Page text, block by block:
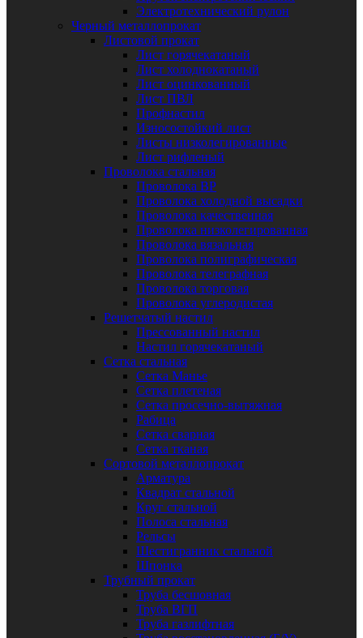
Электротехнический рулон
Черный металлопрокат
Листовой прокат
Лист горячекатаный
Лист холоднокатаный
Лист оцинкованный
Лист ПВЛ
Профнастил
Износостойкий лист
Листы низколегированные
Лист рифленый
Проволока стальная
Проволока ВР
Проволока холодной высадки
Проволока качественная
Проволока низколегированная
Проволока вязальная
Проволока полиграфическая
Проволока телеграфная
Проволока торговая
Проволока углеродистая
Решетчатый настил
Прессованный настил
Настил горячекатаный
Сетка стальная
Сетка Манье
Сетка плетеная
Сетка просечно-вытяжная
Рабица
Сетка сварная
Сетка тканая
Сортовой металлопрокат
Арматура
Квадрат стальной
Круг стальной
Полоса стальная
Рельсы
Шестигранник стальной
Шпонка
Трубный прокат
Труба бесшовная
Труба ВГП
Труба газлифтная